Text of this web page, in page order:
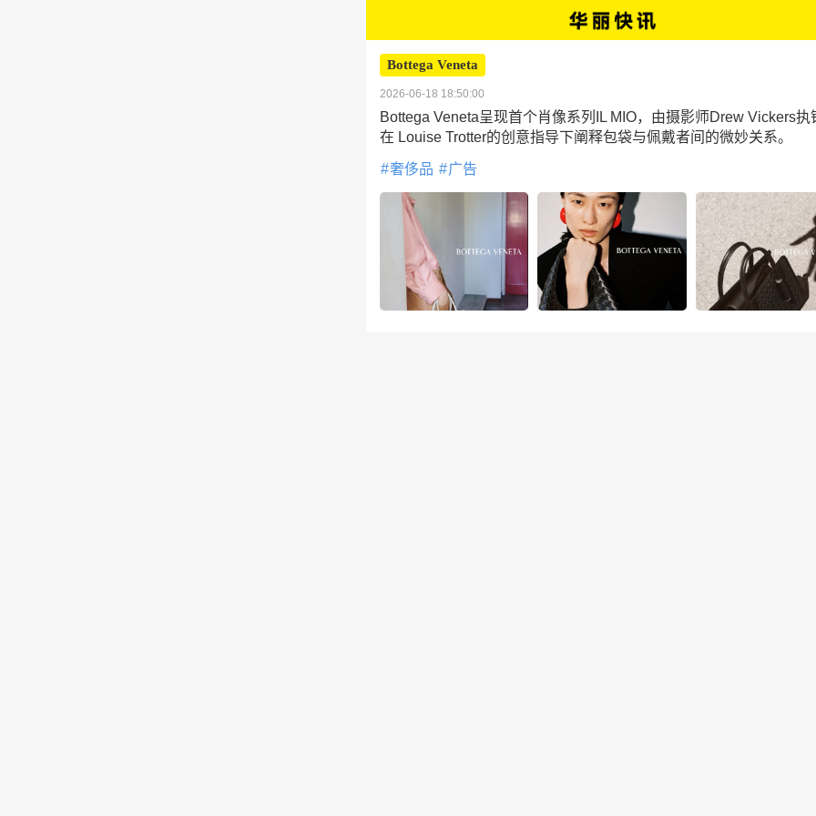
Bottega Veneta
2026-06-18 18:50:00
Bottega Veneta呈现首个肖像系列IL MIO，由摄影师Drew Vickers执
在 Louise Trotter的创意指导下阐释包袋与佩戴者间的微妙关系。
奢侈品 广告